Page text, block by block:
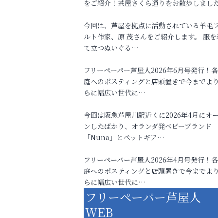
をご紹介！茶屋さくら通りをお散歩しまし
今回は、芦屋を拠点に活動されている羊毛
ルト作家、原 茂さんをご紹介します。 服を
て立つぬいぐる…
フリーペーパー芦屋人2026年6月号発行！
庭へのポスティングと店頭置きで今までよ
らに幅広い世代に…
今回は阪急芦屋川駅近くに2026年4月にオ
ンしたばかり、オランダ発ベビーブランド
「Nuna」とペットギア…
フリーペーパー芦屋人2026年4月号発行！
庭へのポスティングと店頭置きで今までよ
らに幅広い世代に…
フリーペーパー芦屋人
WEB